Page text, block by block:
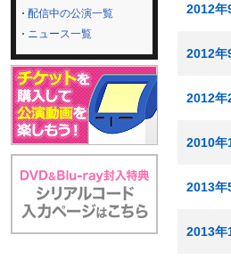
配信中の公演一覧
ニュース一覧
2012年
2012年
2012年
2010年
2013年
2013年